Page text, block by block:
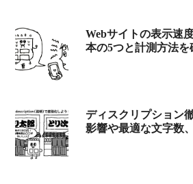
Webサイトの表示速
本の5つと計測方法を
ディスクリプション
影響や最適な文字数